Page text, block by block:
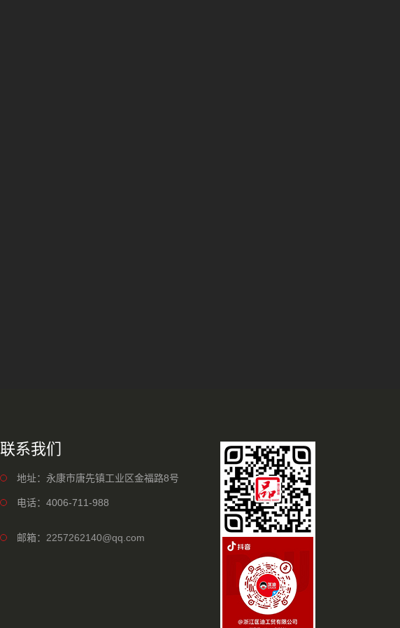
联系我们
地址：永康市唐先镇工业区金福路8号
电话：4006-711-988
邮箱： 2257262140@qq.com